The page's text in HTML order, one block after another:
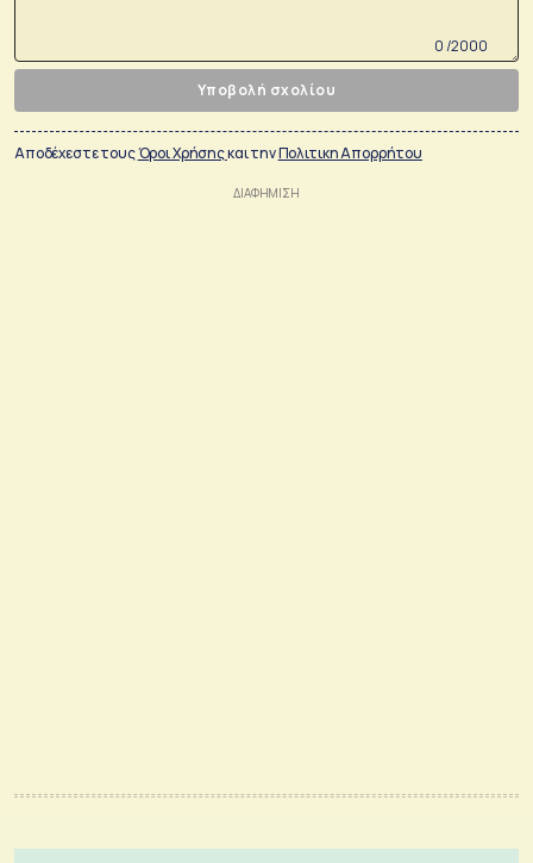
0 /2000
Υποβολή σχολίου
Αποδέχεστε τουςΌροι Χρήσηςκαι τηνΠολιτικη Απορρήτου